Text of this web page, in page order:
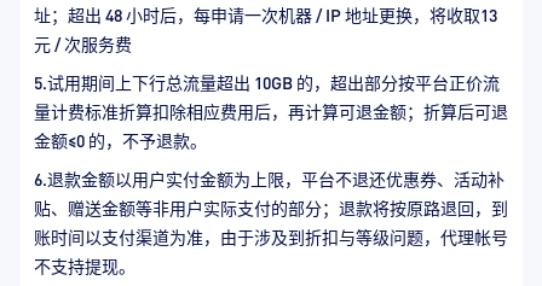
址；超出 48 小时后，每申请一次机器 / IP 地址更换，将收取13
元 / 次服务费
5.试用期间上下行总流量超出 10GB 的，超出部分按平台正价流
量计费标准折算扣除相应费用后，再计算可退金额；折算后可退
金额≤0 的，不予退款。
6.退款金额以用户实付金额为上限，平台不退还优惠券、活动补
贴、赠送金额等非用户实际支付的部分；退款将按原路退回，到
账时间以支付渠道为准，由于涉及到折扣与等级问题，代理帐号
不支持提现。